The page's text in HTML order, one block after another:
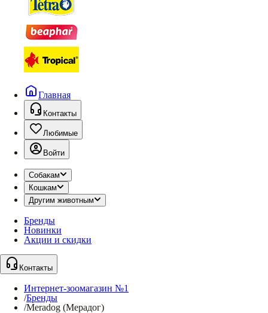
Главная
Контакты
Любимые
Войти
Собакам
Кошкам
Другим животным
Бренды
Новинки
Акции и скидки
Контакты
Интернет-зоомагазин №1
/Бренды
/Meradog (Мерадог)